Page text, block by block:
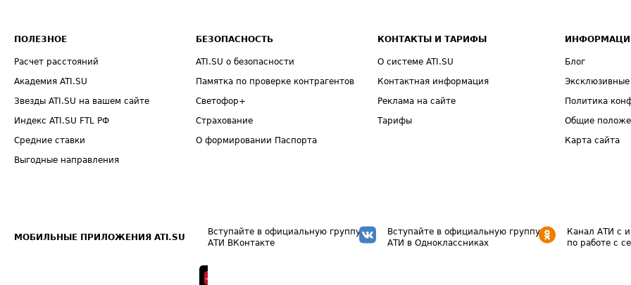
ПОЛЕЗНОЕ
Расчет расстояний
Академия ATI.SU
Звезды ATI.SU на вашем сайте
Индекс ATI.SU FTL РФ
Средние ставки
Выгодные направления
БЕЗОПАСНОСТЬ
ATI.SU о безопасности
Памятка по проверке контрагентов
Светофор+
Страхование
О формировании Паспорта
КОНТАКТЫ И ТАРИФЫ
О системе ATI.SU
Контактная информация
Реклама на сайте
Тарифы
Блог
Политика
Общие
Карта сайта
МОБИЛЬНЫЕ ПРИЛОЖЕНИЯ ATI.SU
Вступайте в официальную группу
АТИ ВКонтакте
Вступайте в официальную группу
АТИ в Одноклассниках
Канал АТИ с
по работе с